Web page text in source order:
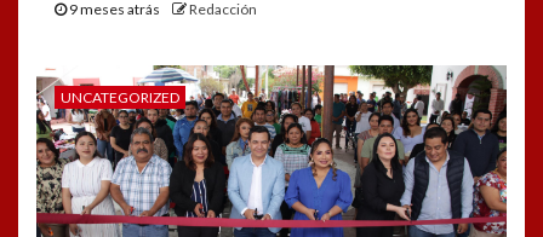
9 meses atrás Redacción
UNCATEGORIZED